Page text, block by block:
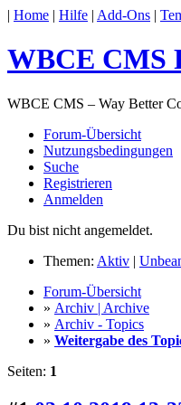
| Home | Hilfe | Add-Ons |
WBCE CMS
WBCE CMS – Way Better
Forum-Übersicht
Nutzungsbedingungen
Suche
Registrieren
Anmelden
Du bist nicht angemeldet.
Themen: Aktiv |
Forum-Übersicht
» Archiv | Archive
» Archiv - Topics
» Weitergabe des
Seiten: 1